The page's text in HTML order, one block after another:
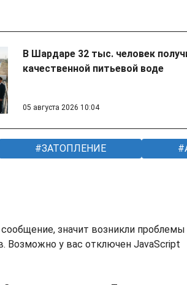
В Шардаре 32 тыс. человек
качественной питьевой воде
05 августа 2026 10:04
ЗАТОПЛЕНИЕ
значит возникли проблемы
Возможно у вас отключен JavaScript